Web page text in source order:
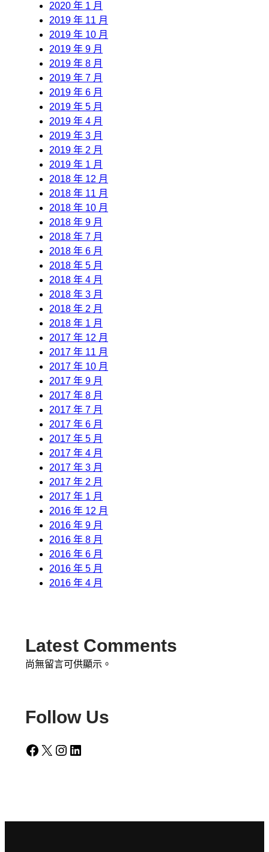
2020 年 1 月
2019 年 11 月
2019 年 10 月
2019 年 9 月
2019 年 8 月
2019 年 7 月
2019 年 6 月
2019 年 5 月
2019 年 4 月
2019 年 3 月
2019 年 2 月
2019 年 1 月
2018 年 12 月
2018 年 11 月
2018 年 10 月
2018 年 9 月
2018 年 7 月
2018 年 6 月
2018 年 5 月
2018 年 4 月
2018 年 3 月
2018 年 2 月
2018 年 1 月
2017 年 12 月
2017 年 11 月
2017 年 10 月
2017 年 9 月
2017 年 8 月
2017 年 7 月
2017 年 6 月
2017 年 5 月
2017 年 4 月
2017 年 3 月
2017 年 2 月
2017 年 1 月
2016 年 12 月
2016 年 9 月
2016 年 8 月
2016 年 6 月
2016 年 5 月
2016 年 4 月
Latest Comments
尚無留言可供顯示。
Follow Us
Facebook X Instagram LinkedIn